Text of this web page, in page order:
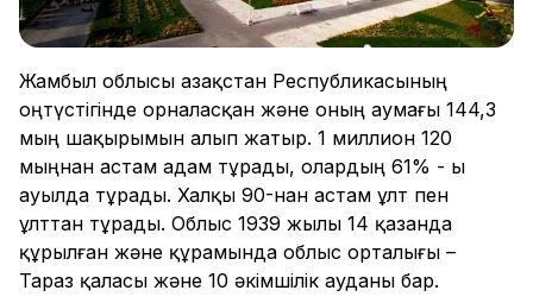
Жамбыл облысы Қазақстан Республикасының
оңтүстігінде орналасқан және оның аумағы 144,3
мың шақырымын алып жатыр. 1 миллион 120
мыңнан астам адам тұрады, олардың 61% - ы
ауылда тұрады. Халқы 90-нан астам ұлт пен
ұлттан тұрады. Облыс 1939 жылы 14 қазанда
құрылған және құрамында облыс орталығы –
Тараз қаласы және 10 әкімшілік ауданы бар.